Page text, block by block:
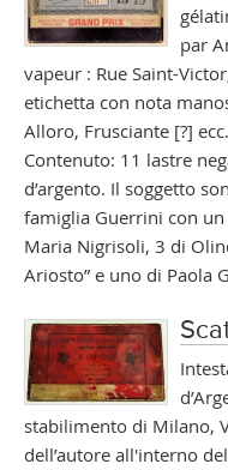
par
vapeur : Rue Saint-
etichetta con nota
Alloro, Frusciante [?]
Contenuto: 11 lastre
d’argento. Il soggetto
famiglia Guerrini con
Maria Nigrisoli, 3 di
Ariosto” e uno di Paola
stabilimento di Milano,
dell’autore all'interno